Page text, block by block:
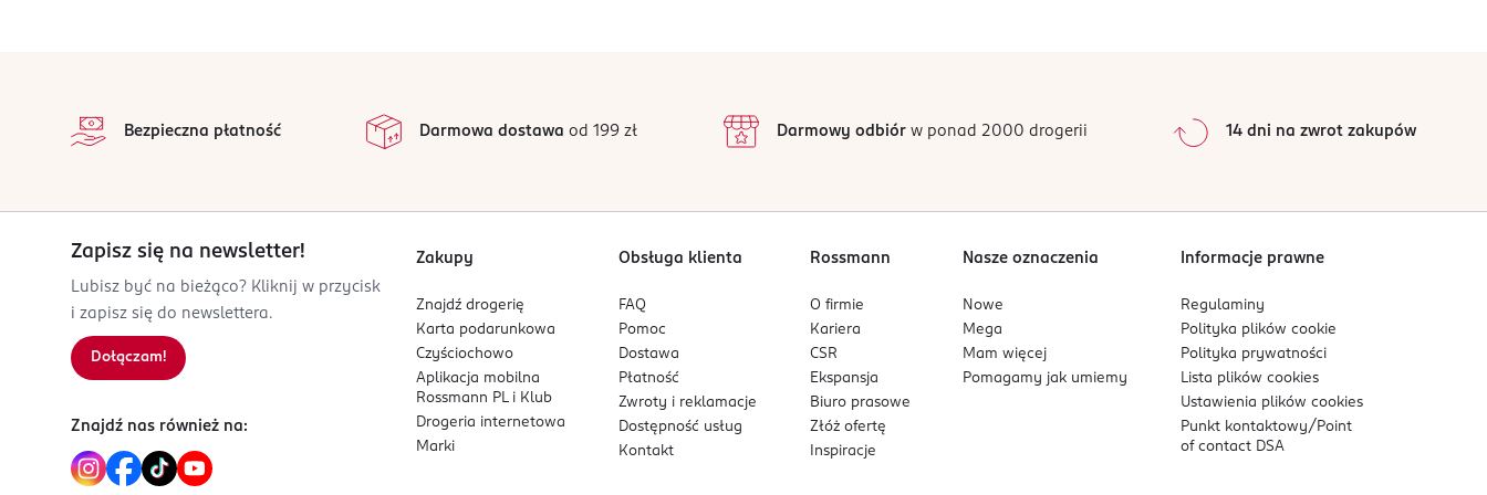
Dla mężczyzn, którzy są autentyczni, pełni energii i pewni siebie, wiedzą czego chcą i idą własną drogą. Dla tych, którzy szukają zapachu świeżego, eleganckiego i
2
1
0%
Sortowanie wgdata: od najnowszej
Bezpieczna płatność Darmowa dostawa od 199 zł Darmowy odbiórw ponad 2000 drogerii 14 dni na zwrot zakupów
Zapisz się na newsletter!
Lubisz być na bieżąco? Kliknij w przycisk
i zapisz się do newslettera.
Dołączam!
Znajdź nas również na:
Zakupy
Znajdź drogerię
Karta podarunkowa
Czyściochowo
Aplikacja mobilna
Rossmann PL i Klub
Drogeria internetowa
Marki
Obsługa klienta
FAQ
Pomoc
Dostawa
Płatność
Zwroty i reklamacje
Dostępność usług
Kontakt
Rossmann
O firmie
Kariera
CSR
Ekspansja
Biuro prasowe
Złóż ofertę
Inspiracje
Nasze oznaczenia
Nowe
Mega
Mam więcej
Pomagamy jak umiemy
Informacje prawne
Regulaminy
Polityka plikówcookie
Polityka prywatności
Lista plikówcookies
Ustawienia plikówcookies
Punkt kontaktowy/ Point
of contact DSA